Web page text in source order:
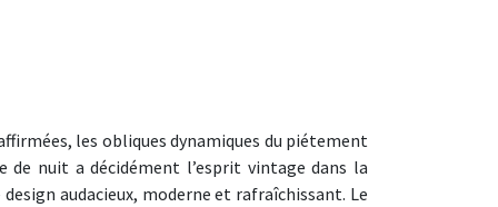
les obliques dynamiques du piétement
nuit a décidément l’esprit vintage dans la
audacieux, moderne et rafraîchissant. Le